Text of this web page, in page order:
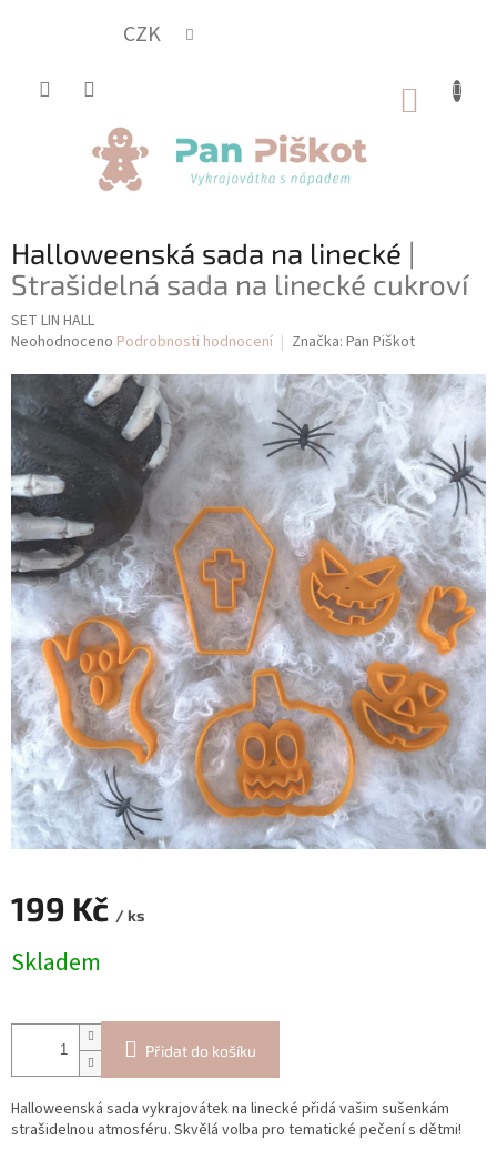
CZK
Halloweenská sada na linecké |
Strašidelná sada na linecké cukroví
SET LIN HALL
Průměrné
produktu
je
0,0
z
5
hvězdiček.
Neohodnoceno Podrobnosti hodnocení Značka: Pan Piškot
199 Kč / ks
cena:
Skladem
Přidat do košíku
Halloweenská sada vykrajovátek na linecké přidá vašim sušenkám
strašidelnou atmosféru. Skvělá volba pro tematické pečení s dětmi!